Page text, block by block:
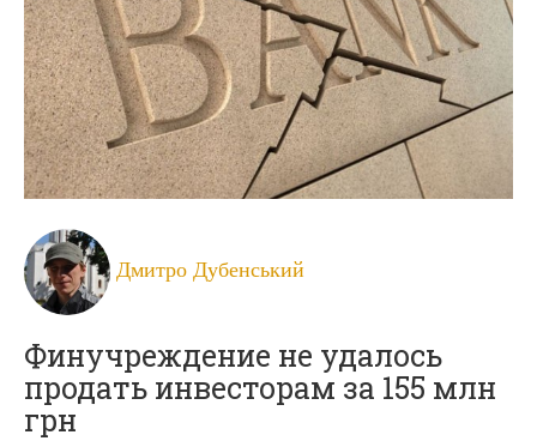
Дмитро Дубенський
Финучреждение не удалось
продать инвесторам за 155 млн
грн